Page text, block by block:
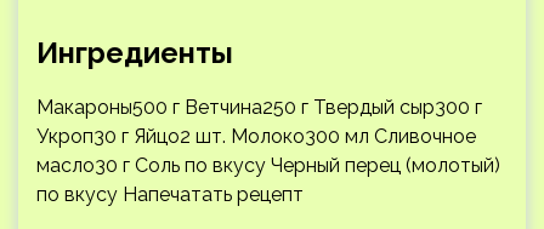
Ингредиенты
Макароны500 г Ветчина250 г Твердый сыр300 г
Укроп30 г Яйцо2 шт. Молоко300 мл Сливочное
масло30 г Соль по вкусу Черный перец (молотый)
по вкусу Напечатать рецепт